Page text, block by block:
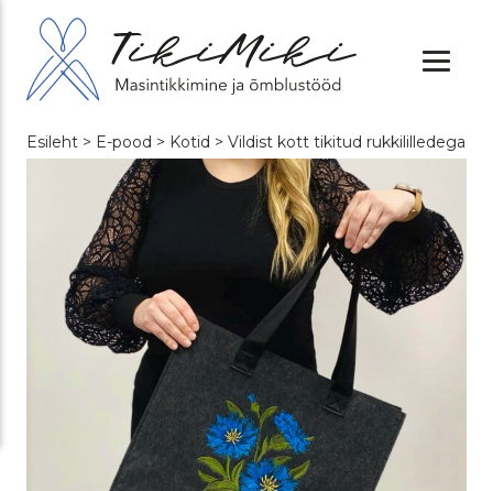
Esileht > E-pood > Kotid > Vildist kott tikitud rukkililledega